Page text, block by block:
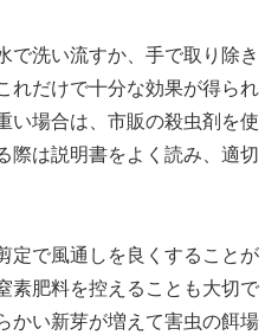
で洗い流すか、手で取り除き
れだけで十分な効果が得られ
い場合は、市販の殺虫剤を使
際は説明書をよく読み、適切
定で風通しを良くすることが
素肥料を控えることも大切で
かい新芽が増えて害虫の餌場